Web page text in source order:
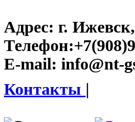
Адрес: г.
Телефон:
E-mail: info@nt-
Контакты |